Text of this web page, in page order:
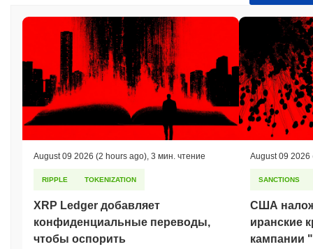
August 09 2026 (2 hours ago), 3 мин. чтение
RIPPLE TOKENIZATION
XRP Ledger добавляет
конфиденциальные переводы,
чтобы оспорить
August 09 2026
SANCTIONS
США
иранские
кампании